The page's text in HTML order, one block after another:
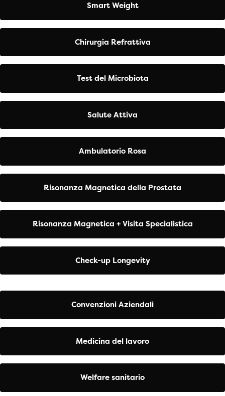
Smart Weight
Chirurgia Refrattiva
Test del Microbiota
Salute Attiva
Ambulatorio Rosa
Risonanza Magnetica della Prostata
Risonanza Magnetica + Visita Specialistica
Check-up Longevity
Convenzioni Aziendali
Medicina del lavoro
Welfare sanitario